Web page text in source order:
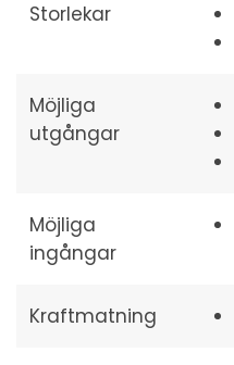
Storlekar
Möjliga
utgångar
Möjliga
ingångar
Kraftmatning